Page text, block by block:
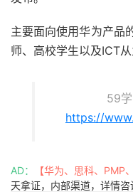
主要面向使用华为产品
师、高校学生以及ICT从
59学
https://
AD： 【华为、思科、PMP
天拿证，内部渠道，详情